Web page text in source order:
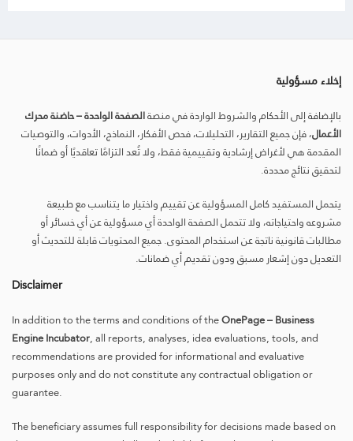
إخلاء مسؤولية
بالإضافة إلى الأحكام والشروط الواردة في منصةالصفحة الواحدة – حاضنة محرك
الأعمال، فإن جميع التقارير، التحليلات، فحص الأفكار، النماذج، الأدوات، والتوصيات
المقدمة هي لأغراض إرشادية وتقييمية فقط، ولا تُعد التزامًا تعاقديًا أو ضمانًا
لتحقيق نتائج محددة.
يتحمل المستفيد كامل المسؤولية عن تقييم واختيار ما يتناسب مع طبيعة
مشروعه واحتياجاته، ولا تتحمل الصفحة الواحدة أي مسؤولية عن أي خسائر أو
مطالبات قانونية ناتجة عن استخدام المحتوى. جميع المحتويات قابلة للتحديث أو
التعديل دون إشعار مسبق ودون تقديم أي ضمانات.
Disclaimer
In addition to the terms and conditions of theOnePage – Business
Engine Incubator, all reports, analyses, idea evaluations, tools, and
recommendations are provided for informational and evaluative
purposes only and do not constitute any contractual obligation or
guarantee.
The beneficiary assumes full responsibility for decisions made based on